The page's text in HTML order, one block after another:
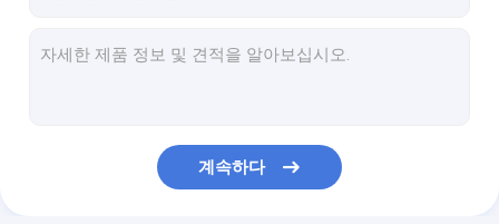
계속하다